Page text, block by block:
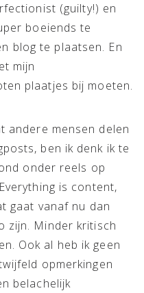
(guilty!) en
boeiends te
blog te plaatsen. En
mijn
plaatjes bij moeten.
andere mensen delen
ben ik denk ik te
onder reels op
is content,
gaat vanaf nu dan
zijn. Minder kritisch
Ook al heb ik geen
opmerkingen
belachelijk